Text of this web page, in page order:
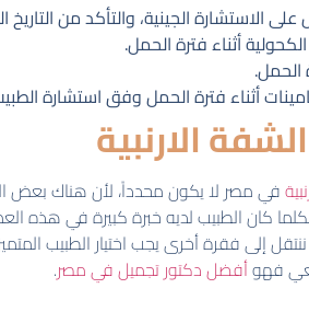
الاستشارة الجينية، والتأكد من
أثناء فترة الحمل.
الحمل.
أثناء فترة الحمل وفق استشارة
الارنبية
في مصر لا يكون محدداً، لأن هناك بعض
كان الطبيب لديه خبرة كبيرة في هذه
إلى فقرة أخرى يجب اختيار الطبيب
فهوأفضل دكتور تجميل في مصر.